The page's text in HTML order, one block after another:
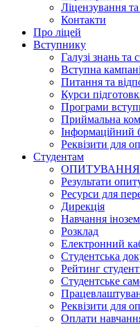
Ліцензування
Контакти
Про ліцей
Вступнику
Галузі знань та
Вступна
Питання та
Курси
Програми
Приймальна
Інформаційний
Реквізити для
Студентам
ОПИТУВАННЯ
Результати
Ресурси для
Дирекція
Навчання
Розклад
Електронний
Студентська
Рейтинг
Студентське
Реквізити для
Оплати